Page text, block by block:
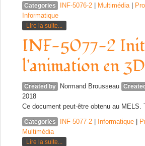
Categories INF-5076-2 Multimédia|
Informatique
Lire la suite...
INF-5077-2
l'animation en 3D
Created by Normand Brousseau Created
2018
Ce document peut-être obtenu au MELS.
Categories INF-5077-2 Informatique
Multimédia
Lire la suite...